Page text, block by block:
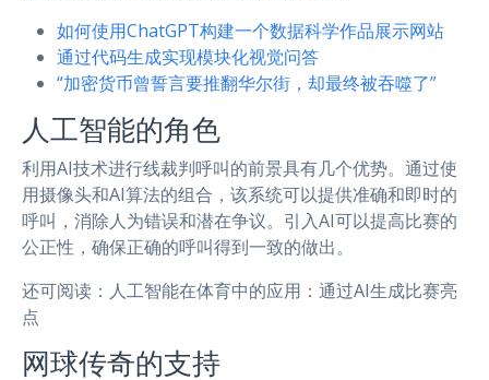
如何使用ChatGPT构建一个数据科学作品展示网站
通过代码生成实现模块化视觉问答
“加密货币曾誓言要推翻华尔街，却最终被吞噬了”
人工智能的角色
利用AI技术进行线裁判呼叫的前景具有几个优势。通过使
用摄像头和AI算法的组合，该系统可以提供准确和即时的
呼叫，消除人为错误和潜在争议。引入AI可以提高比赛的
公正性，确保正确的呼叫得到一致的做出。
还可阅读：人工智能在体育中的应用：通过AI生成比赛亮
点
网球传奇的支持